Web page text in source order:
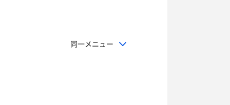
同一メニュー